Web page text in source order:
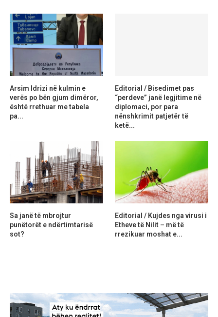
Arsim Idrizi në kulmin e
verës po bën gjum dimëror,
është rrethuar me tabela
pa...
Editorial / Bisedimet pas
“perdeve” janë legjitime në
diplomaci, por para
nënshkrimit patjetër të
ketë...
Sa janë të mbrojtur
punëtorët e ndërtimtarisë
sot?
Editorial / Kujdes nga virusi i
Etheve të Nilit – më të
rrezikuar moshat e...